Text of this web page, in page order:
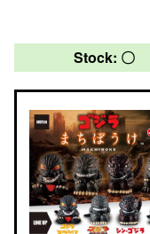
Stock: 〇